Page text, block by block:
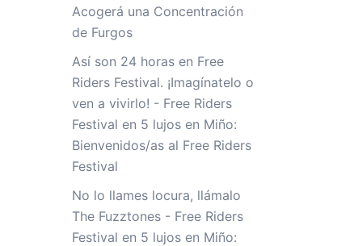
Acogerá una Concentración
de Furgos
Así son 24 horas en Free
Riders Festival. ¡Imagínatelo o
ven a vivirlo! - Free Riders
Festival en 5 lujos en Miño:
Bienvenidos/as al Free Riders
Festival
No lo llames locura, llámalo
The Fuzztones - Free Riders
Festival en 5 lujos en Miño: